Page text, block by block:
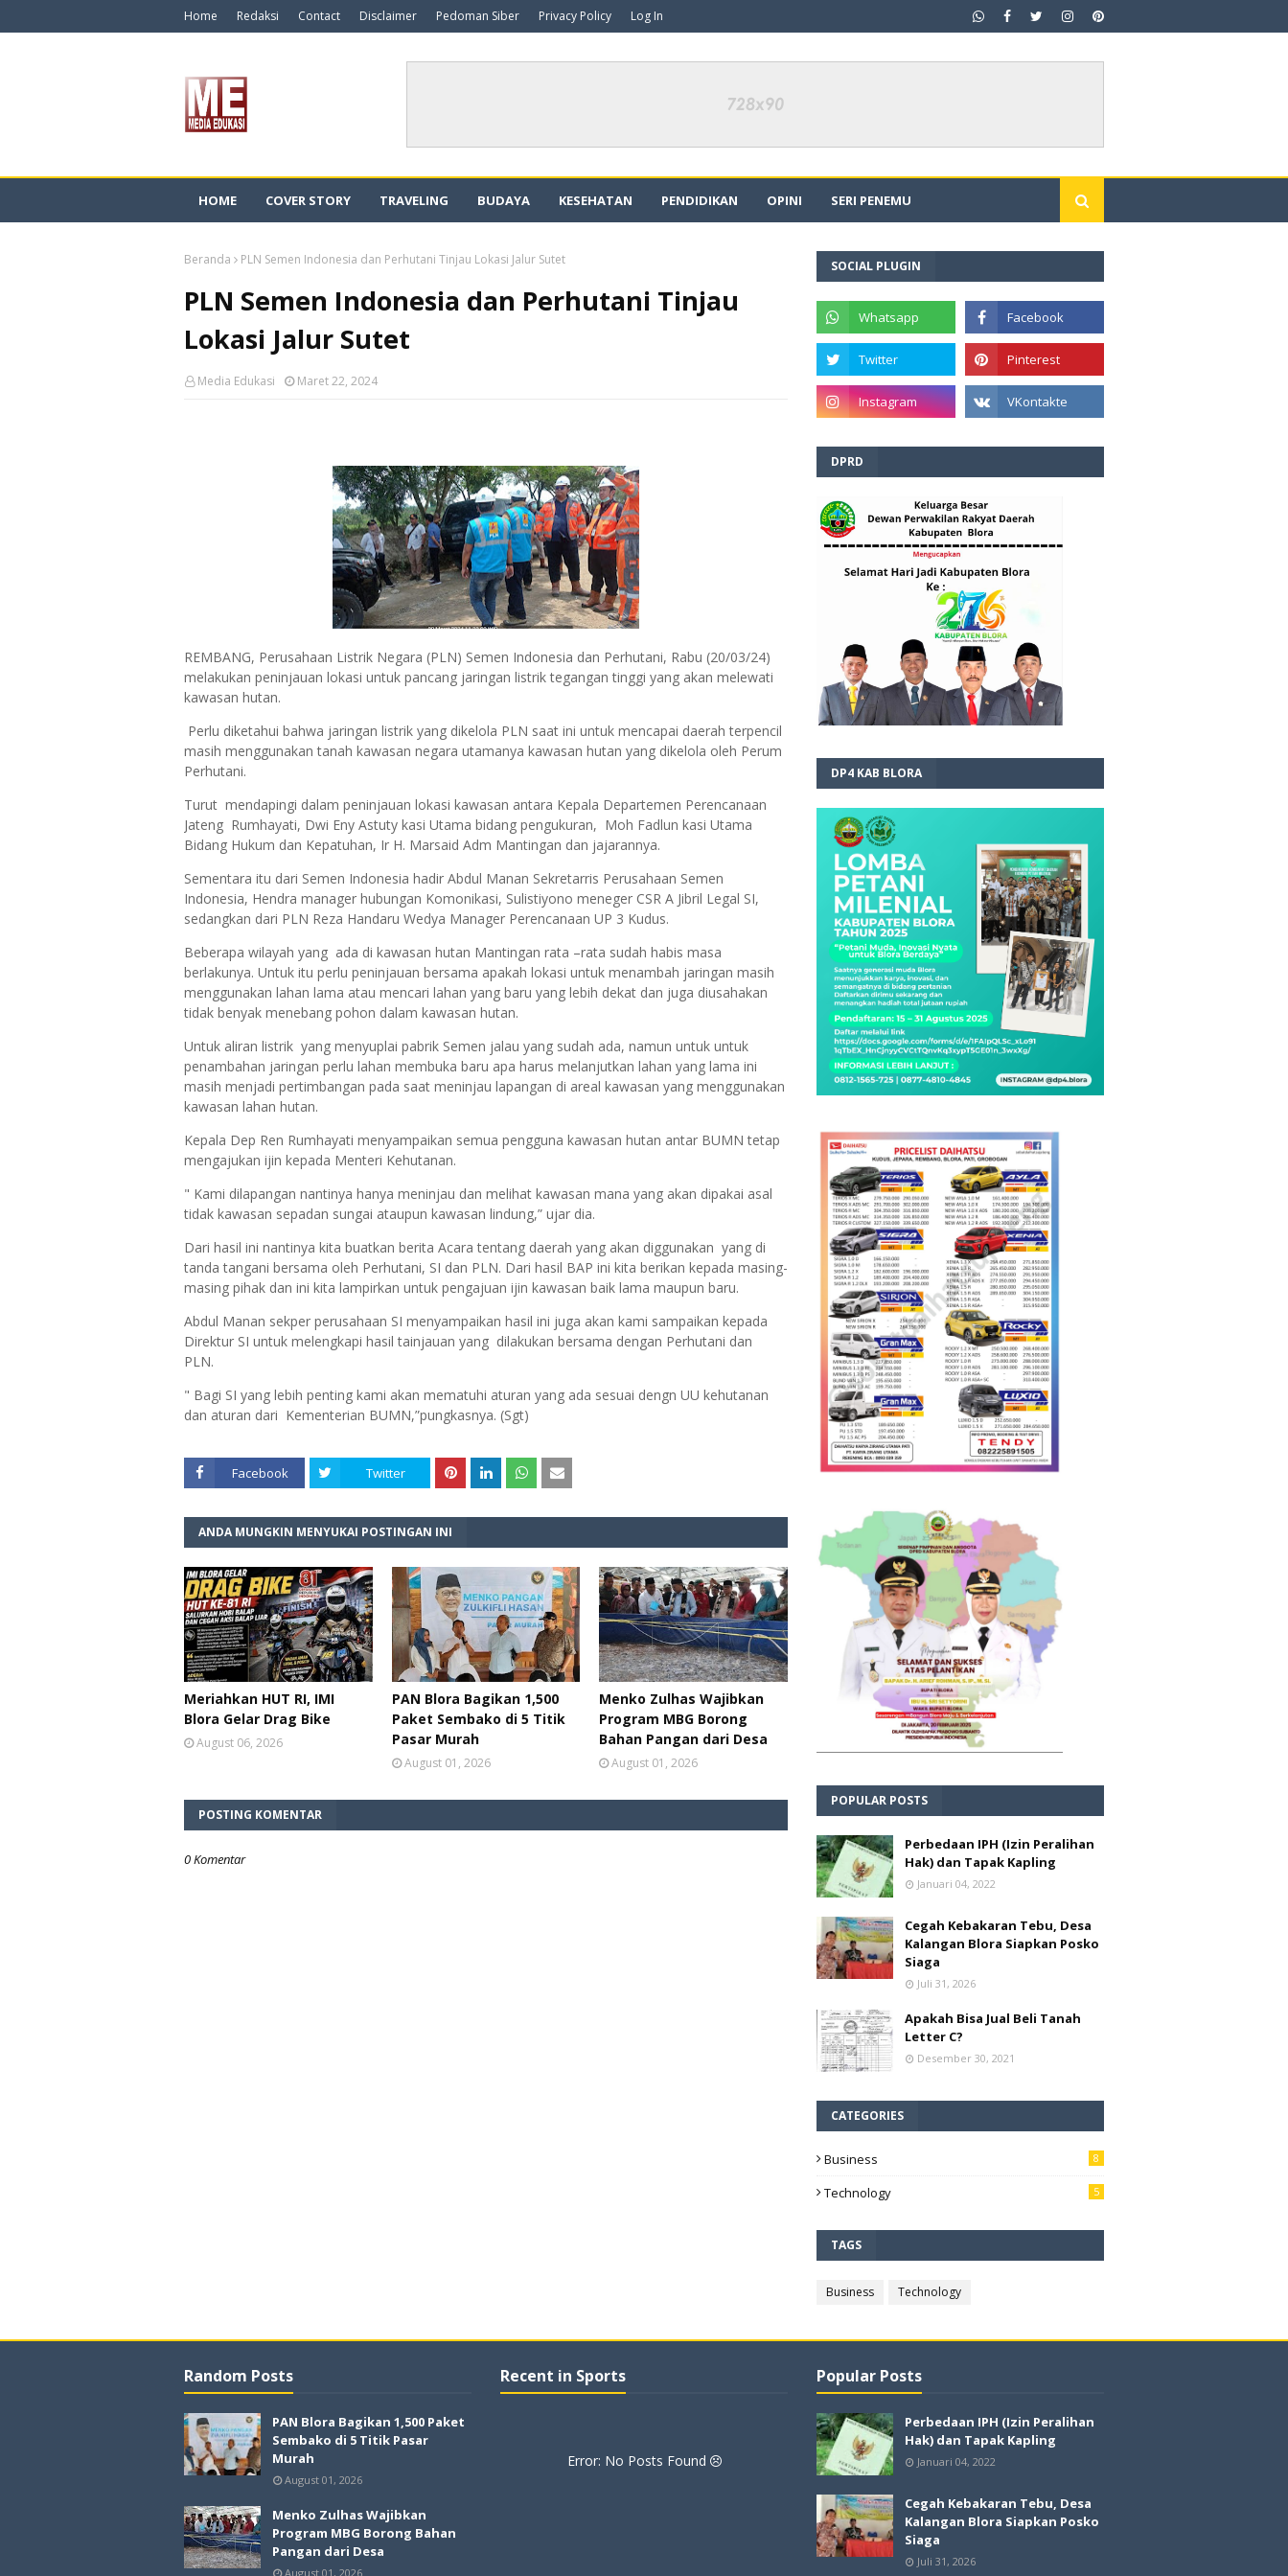
Home Redaksi Contact Disclaimer Pedoman Siber Privacy Policy Log In
HOME COVER STORY TRAVELING BUDAYA KESEHATAN PENDIDIKAN OPINI SERI PENEMU
Beranda PLN Semen Indonesia dan Perhutani Tinjau Lokasi Jalur Sutet
PLN Semen Indonesia dan Perhutani Tinjau
Lokasi Jalur Sutet
Media Edukasi Maret 22, 2024
REMBANG, Perusahaan Listrik Negara (PLN) Semen Indonesia dan Perhutani, Rabu (20/03/24)
melakukan peninjauan lokasi untuk pancang jaringan listrik tegangan tinggi yang akan melewati
kawasan hutan.
Perlu diketahui bahwa jaringan listrik yang dikelola PLN saat ini untuk mencapai daerah terpencil
masih menggunakan tanah kawasan negara utamanya kawasan hutan yang dikelola oleh Perum
Perhutani.
Turut mendapingi dalam peninjauan lokasi kawasan antara Kepala Departemen Perencanaan
Jateng Rumhayati, Dwi Eny Astuty kasi Utama bidang pengukuran, Moh Fadlun kasi Utama
Bidang Hukum dan Kepatuhan, Ir H. Marsaid Adm Mantingan dan jajarannya.
Sementara itu dari Semen Indonesia hadir Abdul Manan Sekretarris Perusahaan Semen
Indonesia, Hendra manager hubungan Komonikasi, Sulistiyono meneger CSR A Jibril Legal SI,
sedangkan dari PLN Reza Handaru Wedya Manager Perencanaan UP 3 Kudus.
Beberapa wilayah yang ada di kawasan hutan Mantingan rata –rata sudah habis masa
berlakunya. Untuk itu perlu peninjauan bersama apakah lokasi untuk menambah jaringan masih
menggunakan lahan lama atau mencari lahan yang baru yang lebih dekat dan juga diusahakan
tidak benyak menebang pohon dalam kawasan hutan.
Untuk aliran listrik yang menyuplai pabrik Semen jalau yang sudah ada, namun untuk untuk
penambahan jaringan perlu lahan membuka baru apa harus melanjutkan lahan yang lama ini
masih menjadi pertimbangan pada saat meninjau lapangan di areal kawasan yang menggunakan
kawasan lahan hutan.
Kepala Dep Ren Rumhayati menyampaikan semua pengguna kawasan hutan antar BUMN tetap
mengajukan ijin kepada Menteri Kehutanan.
" Kami dilapangan nantinya hanya meninjau dan melihat kawasan mana yang akan dipakai asal
tidak kawasan sepadan sungai ataupun kawasan lindung,” ujar dia.
Dari hasil ini nantinya kita buatkan berita Acara tentang daerah yang akan diggunakan yang di
tanda tangani bersama oleh Perhutani, SI dan PLN. Dari hasil BAP ini kita berikan kepada masing-
masing pihak dan ini kita lampirkan untuk pengajuan ijin kawasan baik lama maupun baru.
Abdul Manan sekper perusahaan SI menyampaikan hasil ini juga akan kami sampaikan kepada
Direktur SI untuk melengkapi hasil tainjauan yang dilakukan bersama dengan Perhutani dan
PLN.
" Bagi SI yang lebih penting kami akan mematuhi aturan yang ada sesuai dengn UU kehutanan
dan aturan dari Kementerian BUMN,”pungkasnya. (Sgt)
Facebook Twitter
ANDA MUNGKIN MENYUKAI POSTINGAN INI
Meriahkan HUT RI, IMI
Blora Gelar Drag Bike
August 06, 2026
PAN Blora Bagikan 1,500
Paket Sembako di 5 Titik
Pasar Murah
August 01, 2026
Menko Zulhas Wajibkan
Program MBG Borong
Bahan Pangan dari Desa
August 01, 2026
POSTING KOMENTAR
0 Komentar
SOCIAL PLUGIN
DPRD
DP4 KAB BLORA
POPULAR POSTS
Perbedaan IPH (Izin Peralihan
Hak) dan Tapak Kapling
Januari 04, 2022
Cegah Kebakaran Tebu, Desa
Kalangan Blora Siapkan Posko
Siaga
Juli 31, 2026
Apakah Bisa Jual Beli Tanah
Letter C?
Desember 30, 2021
CATEGORIES
Business 8
Technology 5
TAGS
Business Technology
Random Posts
PAN Blora Bagikan 1,500 Paket
Sembako di 5 Titik Pasar
Murah
August 01, 2026
Menko Zulhas Wajibkan
Program MBG Borong Bahan
Pangan dari Desa
August 01, 2026
Recent in Sports
Error: No Posts Found
Popular Posts
Perbedaan IPH (Izin Peralihan
Hak) dan Tapak Kapling
Januari 04, 2022
Cegah Kebakaran Tebu, Desa
Kalangan Blora Siapkan Posko
Siaga
Juli 31, 2026